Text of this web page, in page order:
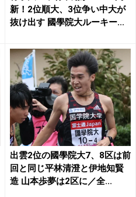
新！2位順大、3位争い中大が
抜け出す 國學院大ルーキー...
出雲2位の國學院大7、8区は前
回と同じ平林清澄と伊地知賢
造 山本歩夢は2区に／全...